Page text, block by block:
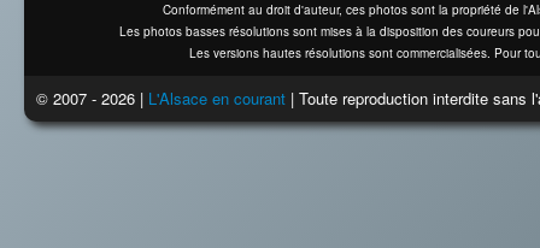
Conformément au droit d'auteur, ces photos sont la propriété de
Les photos basses résolutions sont mises à la disposition des coureurs
Les versions hautes résolutions sont commercialisées. Pour
© 2007 - 2026 | L'Alsace en courant | Toute reproduction interdite sans